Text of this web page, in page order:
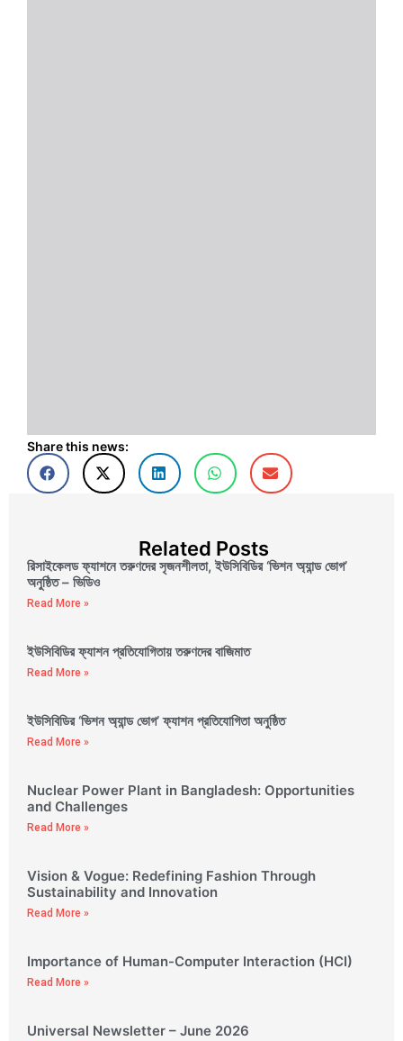
Share this news:
Related Posts
রিসাইকেলড ফ্যাশনে তরুণদের সৃজনশীলতা, ইউসিবিডির ‘ভিশন অ্যান্ড ভোগ’
অনুষ্ঠিত – ভিডিও
Read More »
ইউসিবিডির ফ্যাশন প্রতিযোগিতায় তরুণদের বাজিমাত
Read More »
ইউসিবিডির ‘ভিশন অ্যান্ড ভোগ’ ফ্যাশন প্রতিযোগিতা অনুষ্ঠিত
Read More »
Nuclear Power Plant in Bangladesh: Opportunities
and Challenges
Read More »
Vision & Vogue: Redefining Fashion Through
Sustainability and Innovation
Read More »
Importance of Human-Computer Interaction (HCI)
Read More »
Universal Newsletter – June 2026